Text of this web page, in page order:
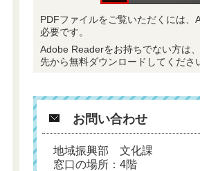
PDFファイルをご覧いただくには、
必要です。
Adobe Readerをお持ちでない方は
先から無料ダウンロードしてくださ
お問い合わせ
地域振興部 文化課
窓口の場所：4階